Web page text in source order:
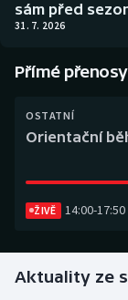
Boby a
Box
Curling
Golf
AZ kvíz
sám před
31. 7. 2026
Přímé přenosy
OSTATNÍ
Orientační
ŽIVĚ 14:00-17:50
Aktuality ze